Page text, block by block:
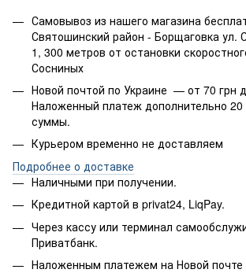
Самовывоз из нашего магазина
Святошинский район - Борщаговка ул.
1, 300 метров от остановки
Сосниных
Новой почтой по Украине — от 70 грн
Наложенный платеж дополнительно 20
суммы.
Курьером временно не доставляем
Подробнее о доставке
Наличными при получении.
Кредитной картой в privat24, LiqPay.
Через кассу или терминал
Приватбанк.
Наложенным платежем на Новой почте